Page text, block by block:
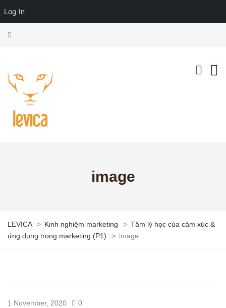
image
LEVICA > Kinh nghiệm marketing > Tâm lý học của cảm xúc &
ứng dụng trong marketing (P1)
> image
1 November, 2020 0
Log In